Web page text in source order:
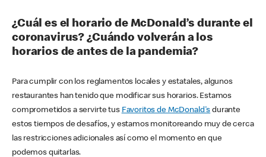
¿Cuál es el horario de McDonald’s durante el
coronavirus? ¿Cuándo volverán a los
horarios de antes de la pandemia?
Para cumplir con los reglamentos locales y estatales, algunos
restaurantes han tenido que modificar sus horarios. Estamos
comprometidos a servirte tus Favoritos de McDonald's durante
estos tiempos de desafíos, y estamos monitoreando muy de cerca
las restricciones adicionales así como el momento en que
podemos quitarlas.